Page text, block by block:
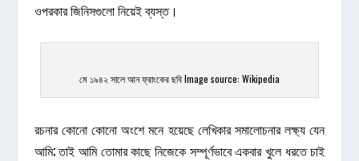
ওপরকার জিনিসগুলো নিয়েই ব্যস্ত।
মে ১৯৪২ সালে আন ফ্রাংকের ছবি Image source: Wikipedia
রচনার কোনো কোনো অংশে মনে হয়েছে লেখিকার সমালোচনার লক্ষ্য যেন
আমি; তাই আমি তোমার কাছে নিজেকে সম্পূর্ণভাবে একবার খুলে ধরতে চাই